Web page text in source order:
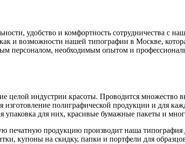
удобство и комфортность сотрудничества
и возможности нашей типографии в Москве,
персоналом, необходимым опытом и
индустрии красоты. Проводится множество
полиграфической продукции и для
упаковка для них, красивые бумажные пакеты и
печатную продукцию производит наша
купоны на скидку, папки и портфели для